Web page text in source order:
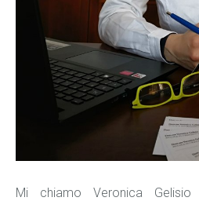
Mi chiamo Veronica